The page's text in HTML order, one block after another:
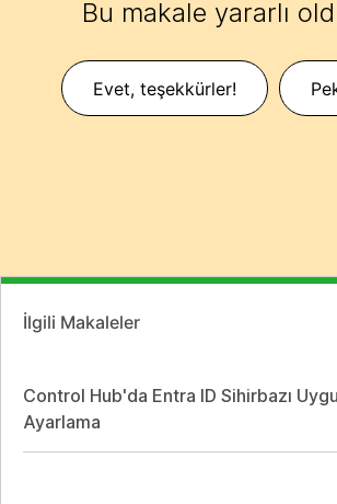
Bu makale yararlı
Evet, teşekkürler!
İlgili Makaleler
Control Hub'da Entra ID Sihirbazı
Ayarlama